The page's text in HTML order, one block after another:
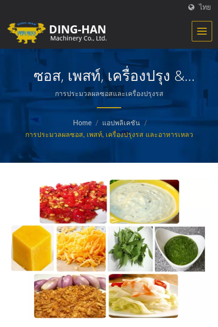
ไทย
ซอส, เพสท์, เครื่องปรุง &
การแปรรูปอาหารเหลว
การประมวลผลซอสและเครื่องปรุงรส
Home / แอปพลิเคชัน
/
การประมวลผลซอส, เพสท์, เครื่องปรุงรส และอาหารเหลว